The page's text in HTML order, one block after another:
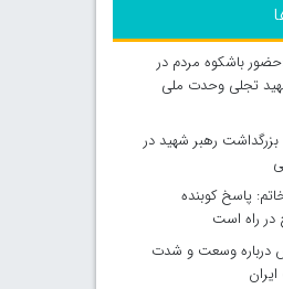
باشکوه مردم در
تجلی وحدت ملی
رهبر شهید در
پاسخ کوبنده
راه است
درباره وسعت و شدت